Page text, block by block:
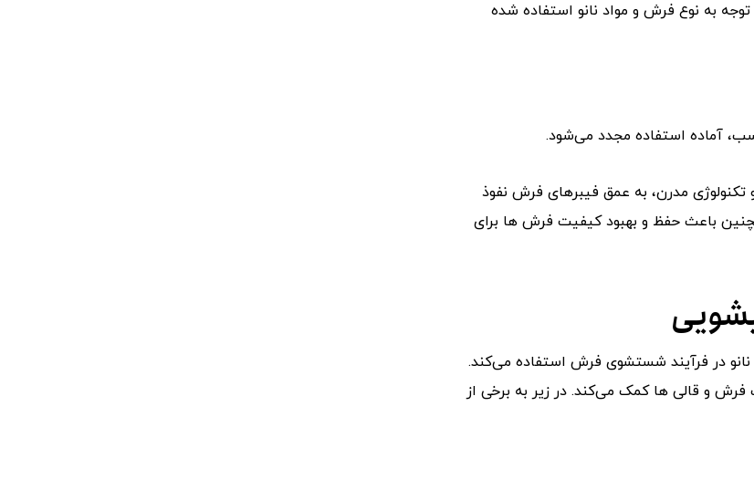
به نوع فرش و مواد نانو استفاده شده
آماده استفاده مجدد می‌شود.
و تکنولوژی مدرن، به عمق فیبرهای فرش نفوذ
باعث حفظ و بهبود کیفیت فرش ‌ها برای
در فرآیند شستشوی فرش استفاده می‌کند.
و قالی ‌ها کمک می‌کند. در زیر به برخی از